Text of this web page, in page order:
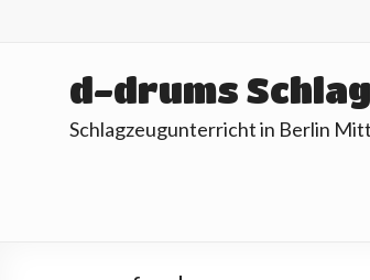
d-drums
Schlagzeugunterricht in Berlin